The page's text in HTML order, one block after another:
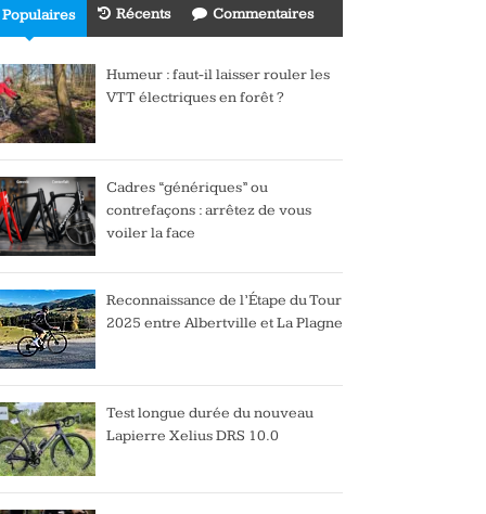
Populaires Récents Commentaires
Humeur : faut-il laisser rouler les
VTT électriques en forêt ?
Cadres “génériques” ou
contrefaçons : arrêtez de vous
voiler la face
Reconnaissance de l’Étape du Tour
2025 entre Albertville et La Plagne
Test longue durée du nouveau
Lapierre Xelius DRS 10.0